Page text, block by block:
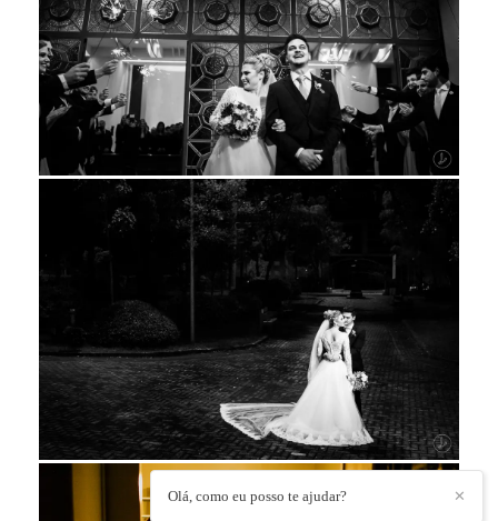
✕
Olá, como eu posso te ajudar?